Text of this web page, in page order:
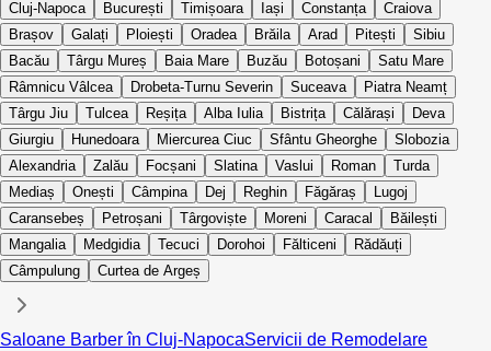
Cluj-Napoca București Timișoara Iași Constanța
Craiova
Brașov
Galați Ploiești Oradea Brăila Arad Pitești
Sibiu
Bacău
Târgu Mureș Baia Mare Buzău Botoșani
Satu Mare
Râmnicu Vâlcea
Drobeta-Turnu Severin Suceava
Piatra Neamț
Târgu Jiu
Tulcea Reșița Alba Iulia Bistrița Călărași
Deva
Giurgiu
Hunedoara Miercurea Ciuc Sfântu Gheorghe
Slobozia
Alexandria
Zalău Focșani Slatina Vaslui Roman
Turda
Mediaș
Onești Câmpina Dej Reghin Făgăraș
Lugoj
Caransebeș
Petroșani Târgoviște Moreni Caracal
Băilești
Mangalia
Medgidia Tecuci Dorohoi Fălticeni
Rădăuți
Câmpulung
Curtea de Argeș
Saloane Barber în Cluj-NapocaServicii de Remodelare